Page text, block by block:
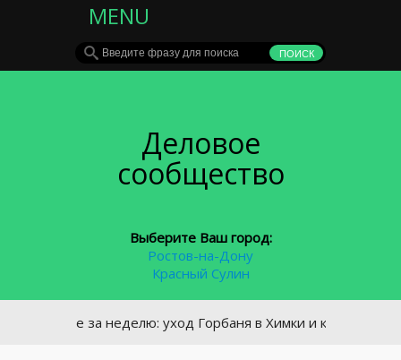
MENU
Деловое
сообщество
Выберите Ваш город:
Ростов-на-Дону
Красный Сулин
за неделю: уход Горбаня в Химки и крупное ДТП в